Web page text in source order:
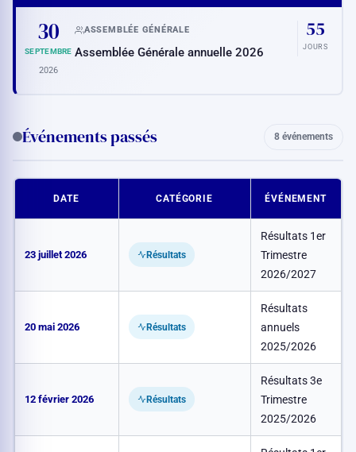
30
SEPTEMBRE
2026
ASSEMBLÉE GÉNÉRALE
Assemblée Générale annuelle 2026
55
JOURS
Événements passés 8 événements
DATE CATÉGORIE ÉVÉNEMENT
23 juillet 2026 Résultats
Résultats 1er
Trimestre
2026/2027
20 mai 2026 Résultats
Résultats
annuels
2025/2026
12 février 2026 Résultats
Résultats 3e
Trimestre
2025/2026